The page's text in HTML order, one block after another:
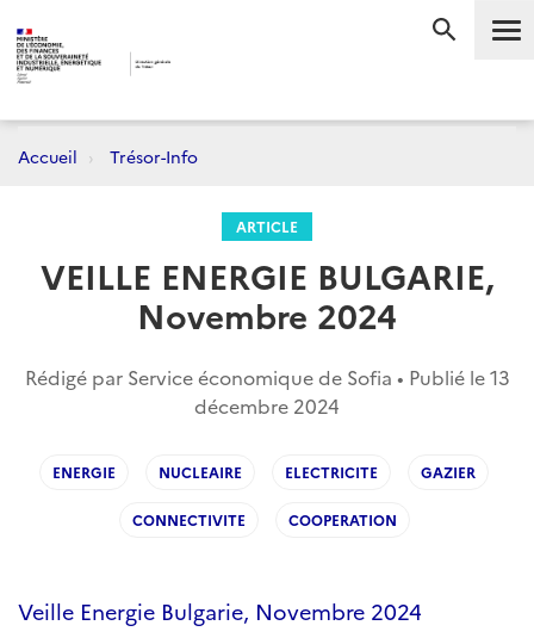
Accueil Trésor-Info
ARTICLE
VEILLE ENERGIE BULGARIE,
Novembre 2024
Rédigé par Service économique de Sofia • Publié le13
décembre 2024
ENERGIE NUCLEAIRE ELECTRICITE GAZIER
CONNECTIVITE COOPERATION
Veille Energie Bulgarie, Novembre 2024